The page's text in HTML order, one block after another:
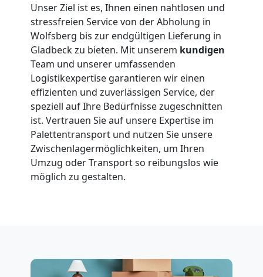
Unser Ziel ist es, Ihnen einen nahtlosen und
stressfreien Service von der Abholung in
Wolfsberg bis zur endgültigen Lieferung in
Gladbeck zu bieten. Mit unserem kundigen
Team und unserer umfassenden
Logistikexpertise garantieren wir einen
effizienten und zuverlässigen Service, der
speziell auf Ihre Bedürfnisse zugeschnitten
ist. Vertrauen Sie auf unsere Expertise im
Palettentransport und nutzen Sie unsere
Zwischenlagermöglichkeiten, um Ihren
Umzug oder Transport so reibungslos wie
möglich zu gestalten.